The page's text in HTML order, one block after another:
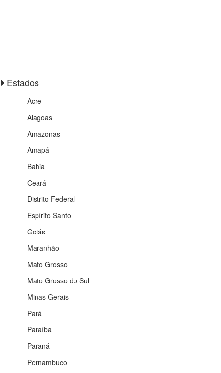
Estados
Acre
Alagoas
Amazonas
Amapá
Bahia
Ceará
Distrito Federal
Espírito Santo
Goiás
Maranhão
Mato Grosso
Mato Grosso do Sul
Minas Gerais
Pará
Paraíba
Paraná
Pernambuco